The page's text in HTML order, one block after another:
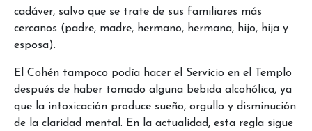
cadáver, salvo que se trate de sus familiares más
cercanos (padre, madre, hermano, hermana, hijo, hija y
esposa).
El Cohén tampoco podía hacer el Servicio en el Templo
después de haber tomado alguna bebida alcohólica, ya
que la intoxicación produce sueño, orgullo y disminución
de la claridad mental. En la actualidad, esta regla sigue